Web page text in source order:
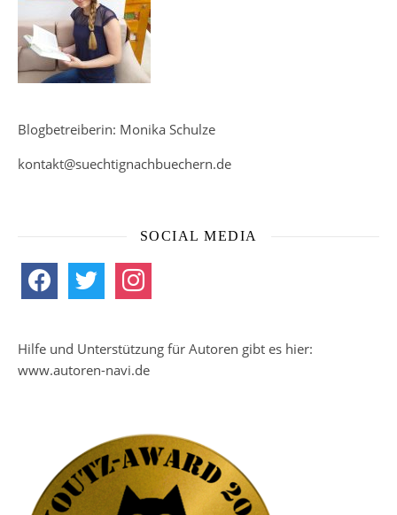
Blogbetreiberin: Monika Schulze
kontakt@suechtignachbuechern.de
SOCIAL MEDIA
facebook twitter instagram
Hilfe und Unterstützung für Autoren gibt es hier:
www.autoren-navi.de